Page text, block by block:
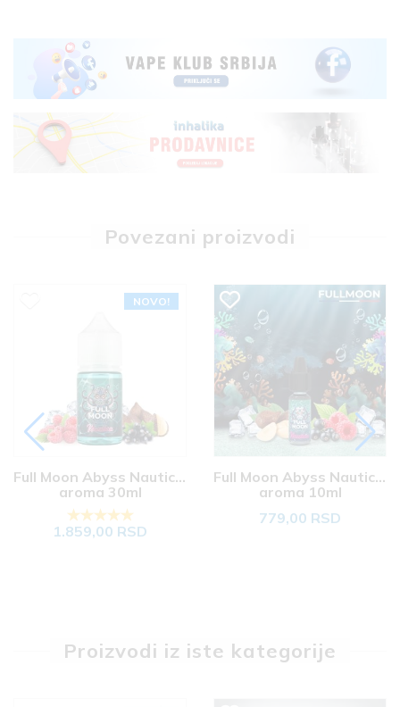
Povezani proizvodi
NOVO!
Full Moon Abyss Nautica
aroma 30ml
1.859,00 RSD
Full Moon Abyss Nautica
aroma 10ml
779,00 RSD
Proizvodi iz iste kategorije